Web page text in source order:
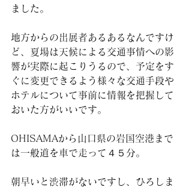
ました。
地方からの出展者あるあるなんですけ
ど、夏場は天候による交通事情への影
響が実際に起こりうるので、予定をす
ぐに変更できるよう様々な交通手段や
ホテルについて事前に情報を把握して
おいた方がいいです。
OHISAMAから山口県の岩国空港まで
は一般道を車で走って４５分。
朝早いと渋滞がないですし、ひろしま